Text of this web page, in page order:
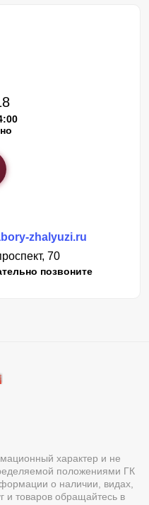
zhalyuzi.ru
70
позвоните
характер и не
положениями ГК
о наличии, видах,
и товаров обращайтесь в